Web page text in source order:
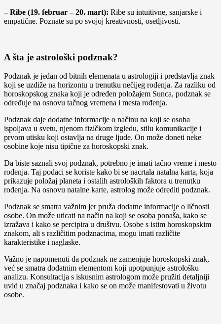
– Ribe (19. februar – 20. mart): Ribe su intuitivne, sanjarske i
empatične. Poznate su po svojoj kreativnosti, osetljivosti.
A šta je astrološki podznak?
Podznak je jedan od bitnih elemenata u astrologiji i predstavlja znak
koji se uzdiže na horizontu u trenutku nečijeg rođenja. Za razliku od
horoskopskog znaka koji je određen položajem Sunca, podznak se
određuje na osnovu tačnog vremena i mesta rođenja.
Podznak daje dodatne informacije o načinu na koji se osoba
ispoljava u svetu, njenom fizičkom izgledu, stilu komunikacije i
prvom utisku koji ostavlja na druge ljude. On može doneti neke
osobine koje nisu tipične za horoskopski znak.
Da biste saznali svoj podznak, potrebno je imati tačno vreme i mesto
rođenja. Taj podaci se koriste kako bi se nacrtala natalna karta, koja
prikazuje položaj planeta i ostalih astroloških faktora u trenutku
rođenja. Na osnovu natalne karte, astrolog može odrediti podznak.
Podznak se smatra važnim jer pruža dodatne informacije o ličnosti
osobe. On može uticati na način na koji se osoba ponaša, kako se
izražava i kako se percipira u društvu. Osobe s istim horoskopskim
znakom, ali s različitim podznacima, mogu imati različite
karakteristike i naglaske.
Važno je napomenuti da podznak ne zamenjuje horoskopski znak,
već se smatra dodatnim elementom koji upotpunjuje astrološku
analizu. Konsultacija s iskusnim astrologom može pružiti detaljniji
uvid u značaj podznaka i kako se on može manifestovati u životu
osobe.